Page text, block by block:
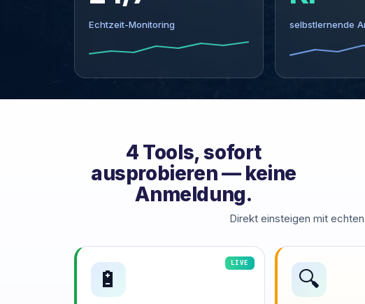
Echtzeit-Monitoring selbstlernende
4 Tools, sofort
ausprobieren — keine
Anmeldung.
Direkt einsteigen mit
LIVE
🔋 🔍